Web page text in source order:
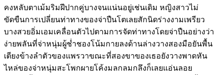
คงหลับตาเม้มริมฝีปากคู่บางจนแน่นอยู่เช่นเดิม หญิงสาวไม่
ขัดขืนการเปลี่ยนท่าทางของจ่าปืนโตเลยสักนิดร่างงามเพรียว
บางสวยอิ่มเอมเคลื่อนตัวไปตามการจัดท่าทางโดยจ่าปืนอย่างว่า
ง่ายพลันที่จ่าหนุ่มผู้ช่ำชองโน้มกายลงด้านล่างวางสองมือยันพื้น
เตียงข้างลำตัวของแพรวาขณะที่สองขาของเธอยังวางพาดหัน
ไหล่ของจ่าหนุ่มสะโพกผายโค้งมลกลมกลึงก็เลยแอ่นลอย